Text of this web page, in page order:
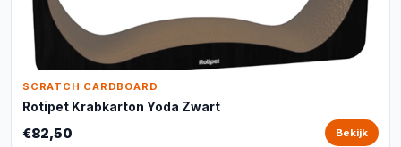
SCRATCH CARDBOARD
Rotipet Krabkarton Yoda Zwart
€82,50 Bekijk